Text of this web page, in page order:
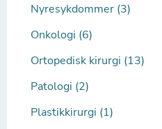
Nyresykdommer (3)
Onkologi (6)
Ortopedisk kirurgi (13)
Patologi (2)
Plastikkirurgi (1)